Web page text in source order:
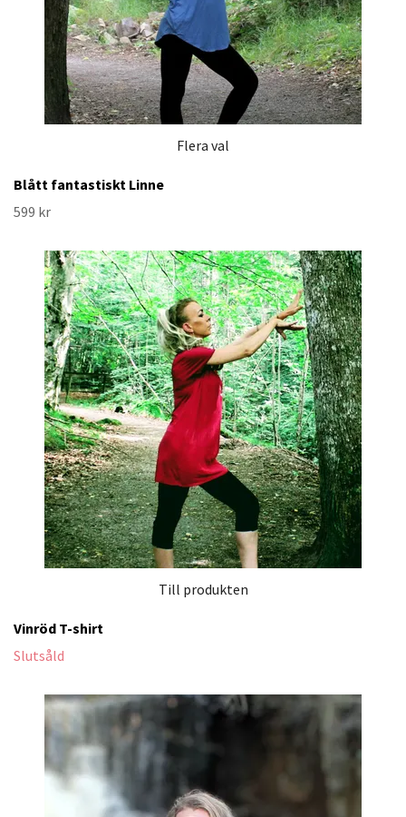
Flera val
Blått fantastiskt Linne
599 kr
Till produkten
Vinröd T-shirt
Slutsåld